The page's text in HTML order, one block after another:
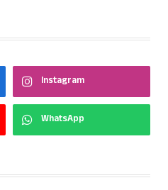
Instagram
WhatsApp